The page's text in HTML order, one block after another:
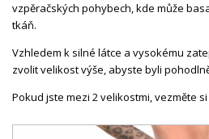
vzpěračských pohybech, kde může
tkáň.
Vzhledem k silné látce a vysokému
zvolit velikost výše, abyste byli
Pokud jste mezi 2 velikostmi, vezměte si